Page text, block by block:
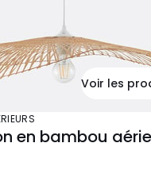
Voir les
en bambou